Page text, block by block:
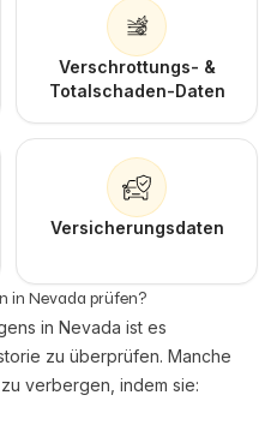
Verschrottungs- &
Totalschaden-Daten
Versicherungsdaten
in Nevada prüfen?
in Nevada ist es
zu überprüfen. Manche
verbergen, indem sie: